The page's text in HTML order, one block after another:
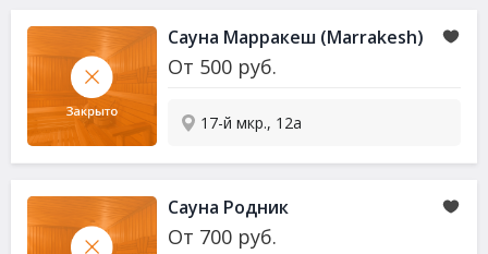
Сауна Марракеш (Marrakesh)
От 500 руб.
17-й мкр., 12а
Сауна Родник
От 700 руб.